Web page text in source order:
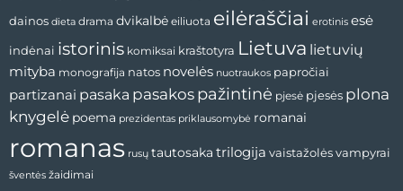
dainos dieta drama dvikalbė eiliuota eilėraščiai erotinis esė
indėnai istorinis komiksai kraštotyra Lietuva lietuvių
mityba monografija natos novelės nuotraukos papročiai
partizanai pasaka pasakos pažintinė pjesė pjesės plona
knygelė poema prezidentas priklausomybė romanai
romanas rusų tautosaka trilogija vaistažolėsvampyrai
šventės žaidimai